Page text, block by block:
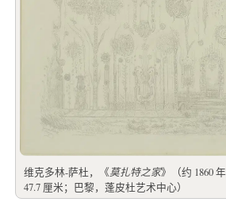
维克多林-萨杜，《莫扎特之家》（约 1860
47.7 厘米；巴黎，蓬皮杜艺术中心）